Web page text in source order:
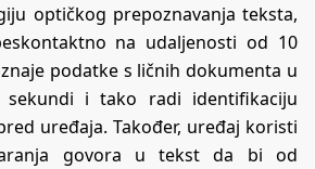
optičkog prepoznavanja teksta,
na udaljenosti od 10
podatke s ličnih dokumenta u
sekundi i tako radi identifikaciju
uređaja. Također, uređaj koristi
govora u tekst da bi od